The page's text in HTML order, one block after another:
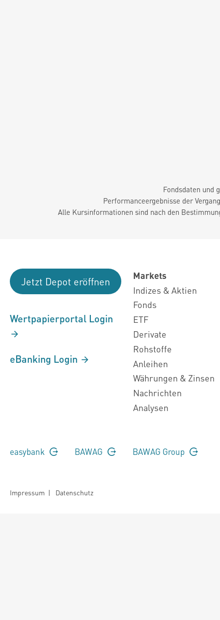
Fondsdaten und
Performanceergebnisse der
Alle Kursinformationen sind nach den
Jetzt Depot eröffnen
Wertpapierportal Login
eBanking Login
Markets
Indizes & Aktien
Fonds
ETF
Derivate
Rohstoffe
Anleihen
Währungen & Zinsen
Nachrichten
Analysen
easybank BAWAG BAWAG Group
Impressum | Datenschutz